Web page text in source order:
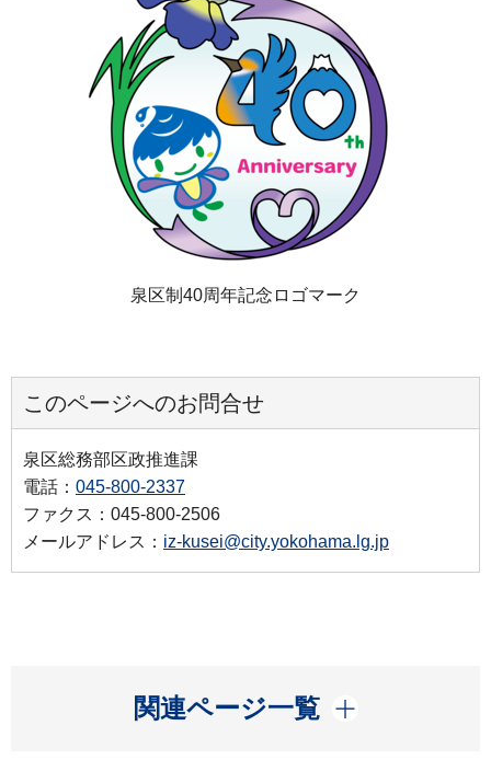
泉区制40周年記念ロゴマーク
このページへのお問合せ
泉区総務部区政推進課
電話： 045-800-2337
ファクス：045-800-2506
メールアドレス： iz-kusei@city.yokohama.lg.jp
関連ページ一覧
開く